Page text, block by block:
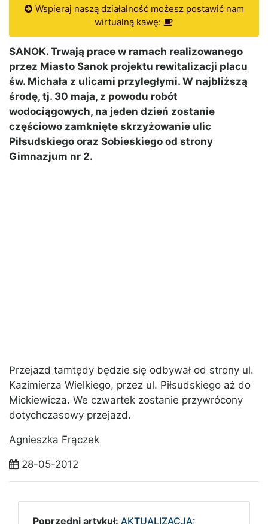
Wspieraj naszą działalność możesz postawić nam
wirtualną kawę:
SANOK. Trwają prace w ramach realizowanego
przez Miasto Sanok projektu rewitalizacji placu
św. Michała z ulicami przyległymi. W najbliższą
środę, tj. 30 maja, z powodu robót
wodociągowych, na jeden dzień zostanie
częściowo zamknięte skrzyżowanie ulic
Piłsudskiego oraz Sobieskiego od strony
Gimnazjum nr 2.
Przejazd tamtędy będzie się odbywał od strony ul.
Kazimierza Wielkiego, przez ul. Piłsudskiego aż do
Mickiewicza. We czwartek zostanie przywrócony
dotychczasowy przejazd.
Agnieszka Frączek
28-05-2012
Poprzedni artykuł: AKTUALIZACJA: